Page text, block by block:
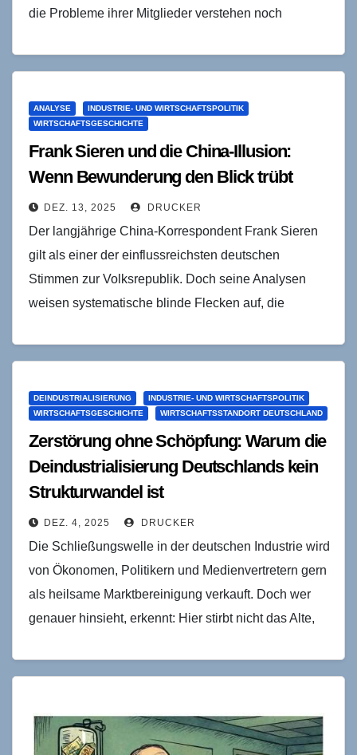
die Probleme ihrer Mitglieder verstehen noch
ANALYSE
INDUSTRIE- UND WIRTSCHAFTSPOLITIK
WIRTSCHAFTSGESCHICHTE
Frank Sieren und die China-Illusion:
Wenn Bewunderung den Blick trübt
DEZ. 13, 2025 DRUCKER
Der langjährige China-Korrespondent Frank Sieren
gilt als einer der einflussreichsten deutschen
Stimmen zur Volksrepublik. Doch seine Analysen
weisen systematische blinde Flecken auf, die
DEINDUSTRIALISIERUNG
INDUSTRIE- UND WIRTSCHAFTSPOLITIK
WIRTSCHAFTSGESCHICHTE
WIRTSCHAFTSSTANDORT DEUTSCHLAND
Zerstörung ohne Schöpfung: Warum die
Deindustrialisierung Deutschlands kein
Strukturwandel ist
DEZ. 4, 2025 DRUCKER
Die Schließungswelle in der deutschen Industrie wird
von Ökonomen, Politikern und Medienvertretern gern
als heilsame Marktbereinigung verkauft. Doch wer
genauer hinsieht, erkennt: Hier stirbt nicht das Alte,